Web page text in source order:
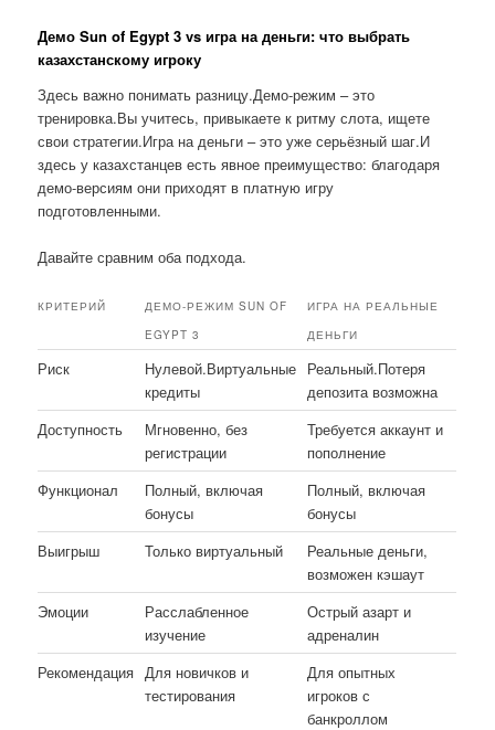
Демо Sun of Egypt 3 vs игра на деньги: что выбрать
казахстанскому игроку
Здесь важно понимать разницу.Демо-режим – это
тренировка.Вы учитесь, привыкаете к ритму слота, ищете
свои стратегии.Игра на деньги – это уже серьёзный шаг.И
здесь у казахстанцев есть явное преимущество: благодаря
демо-версиям они приходят в платную игру
подготовленными.
Давайте сравним оба подхода.
КРИТЕРИЙ
ДЕМО-РЕЖИМ SUN OF
EGYPT 3
ИГРА НА РЕАЛЬНЫЕ
ДЕНЬГИ
Риск
Нулевой.Виртуальные
кредиты
Реальный.Потеря
депозита возможна
Доступность
Мгновенно, без
регистрации
Требуется аккаунт и
пополнение
Функционал
Полный, включая
бонусы
Полный, включая
бонусы
Выигрыш
Только виртуальный
Реальные деньги,
возможен кэшаут
Эмоции
Расслабленное
изучение
Острый азарт и
адреналин
Рекомендация Для новичков и
тестирования
Для опытных
игроков с
банкроллом